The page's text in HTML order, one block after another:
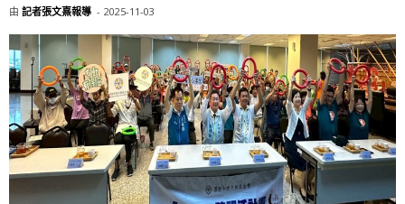
由 記者張文熹報導 - 2025-11-03